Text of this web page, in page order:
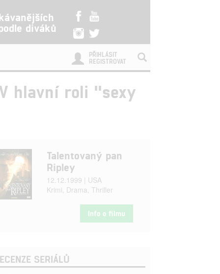
diváků
PŘIHLÁSIT
REGISTROVAT
hlavní roli "sexy
Talentovaný pan
Ripley
12.12.1999 | USA
Krimi, Drama, Thriller
Info o filmu
SERIÁLŮ